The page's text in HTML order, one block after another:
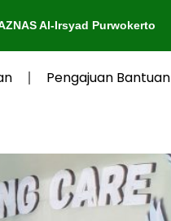
Pengajuan Bantuan